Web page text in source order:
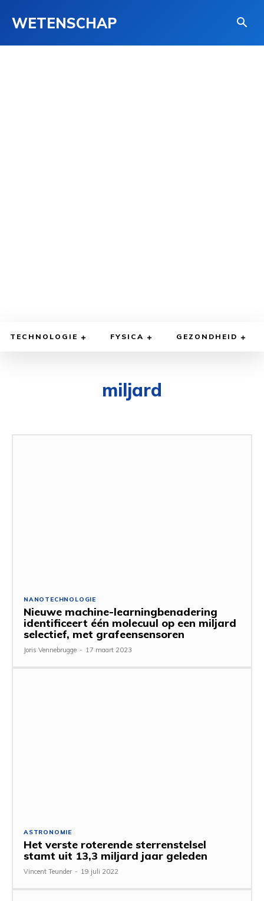
WETENSCHAP
TECHNOLOGIE FYSICA GEZONDHEID
miljard
NANOTECHNOLOGIE
Nieuwe machine-learningbenadering
identificeert één molecuul op een miljard
selectief, met grafeensensoren
Joris Vennebrugge - 17 maart 2023
ASTRONOMIE
Het verste roterende sterrenstelsel
stamt uit 13,3 miljard jaar geleden
Vincent Teunder - 19 juli 2022